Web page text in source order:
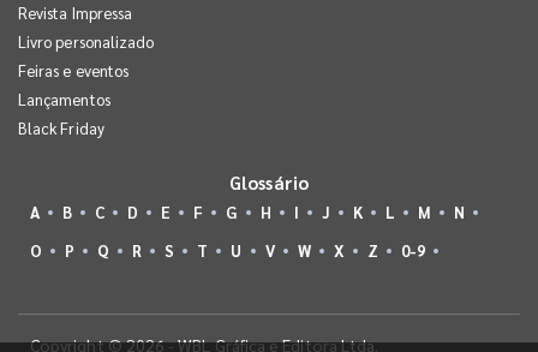
Revista Impressa
Livro personalizado
Feiras e eventos
Lançamentos
Black Friday
Glossário
A B C D E F G H I J K L M
N
O
P Q R S T U V W X Z 0-9
Copyright © 2026 - WBL Gráfica e Editora Ltda.